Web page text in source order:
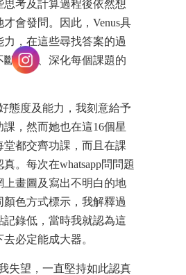
思考及計算過程後依然想
會發問。因此，Venus具
力，在這些尋找答案的過
斷完善、深化每個課題的
態度及能力，我刻意給予
，然而她也在這16個星
堂都交齊功課，而且在課
。每次在whatsapp問問題
上畫圖及寫出不明白的地
顏色方式標示，我解釋過
記錄低，當時我就認為這
必定能成大器。
失望，一直堅持如此認真